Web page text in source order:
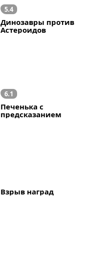
5.4
Динозавры против
Астероидов
6.1
Печенька с
предсказанием
Взрыв наград